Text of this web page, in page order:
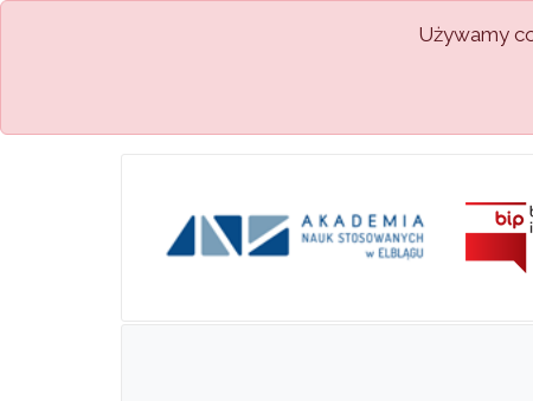
Używamy